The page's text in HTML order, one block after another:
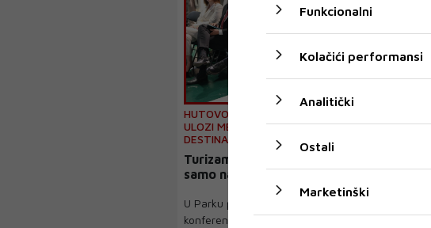
HUTOVO BLATO DOMAĆIN KONFERENCIJE O
ULOZI MEDIJA U BRENDIRANJU TURISTIČKE
DESTINACIJE
Turizam u 21. stoljeću se ne temelji
samo na ljepotama neke destinacije
U Parku prirode Hutovo blato otvorena je
konferencija na temu 'Mediji i turizam', a
Funkcionalni
Kolačići performansi
Analitički
Ostali
Marketinški